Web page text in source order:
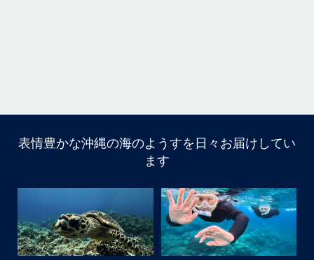
10月前半クルーザーチャーター
たくさんのご利用本当にありがとうございました
BBQにジェットスキー、バナナボート、SUP、パラセーリ
ングなどなど…勇海号を拠点に色々お楽しみ頂きました
よ〜
・
海も荒れずにいい天気の中開催できたので何よりです
また来年もリピートして頂けたら嬉しいです
表情豊かな沖縄の海のようすを日々お届けしてい
ます